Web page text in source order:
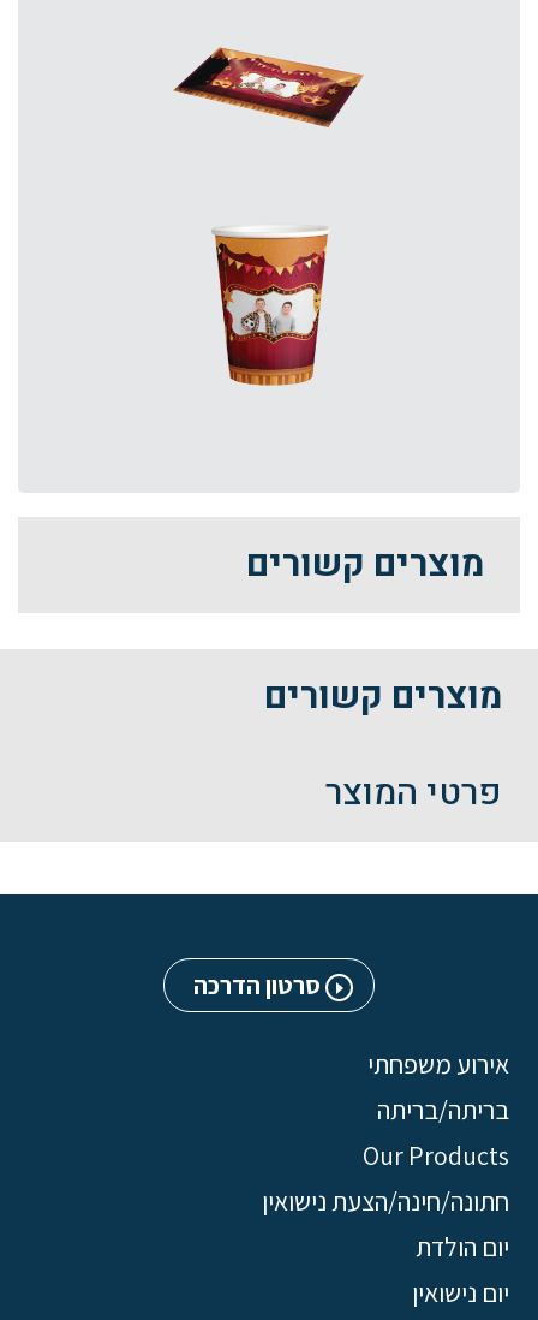
מוצרים קשורים
מוצרים קשורים
פרטי המוצר
סרטון הדרכה
אירוע משפחתי
בריתה/בריתה
Our Products
חתונה/חינה/הצעת נישואין
יום הולדת
יום נישואין